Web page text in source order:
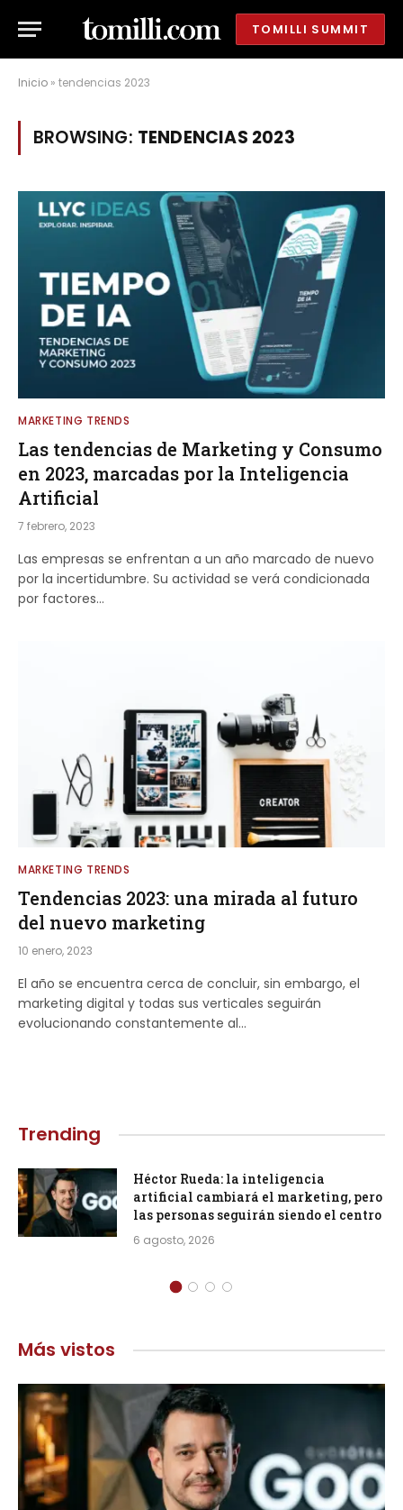
TOMILLI SUMMIT
Inicio » tendencias 2023
BROWSING: TENDENCIAS 2023
MARKETING TRENDS
Las tendencias de Marketing y Consumo
en 2023, marcadas por la Inteligencia
Artificial
7 febrero, 2023
Las empresas se enfrentan a un año marcado de nuevo
por la incertidumbre. Su actividad se verá condicionada
por factores…
MARKETING TRENDS
Tendencias 2023: una mirada al futuro
del nuevo marketing
10 enero, 2023
El año se encuentra cerca de concluir, sin embargo, el
marketing digital y todas sus verticales seguirán
evolucionando constantemente al…
Trending
Héctor Rueda: la inteligencia
artificial cambiará el marketing, pero
las personas seguirán siendo el centro
6 agosto, 2026
Más vistos